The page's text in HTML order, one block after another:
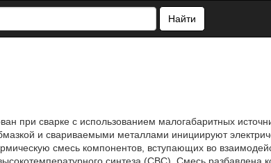
Найти
при сварке с использованием малогабаритных
и свариваемыми металлами инициируют
смесь компонентов, вступающих во